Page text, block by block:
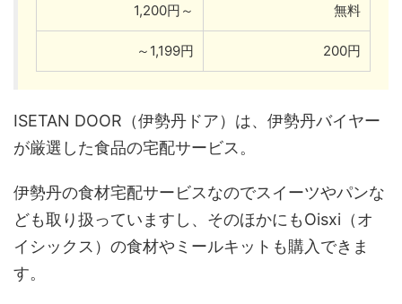
1,200円～ 無料
～1,199円 200円
ISETAN DOOR（伊勢丹ドア）は、伊勢丹バイヤー
が厳選した食品の宅配サービス。
伊勢丹の食材宅配サービスなのでスイーツやパンな
ども取り扱っていますし、そのほかにもOisxi（オ
イシックス）の食材やミールキットも購入できま
す。